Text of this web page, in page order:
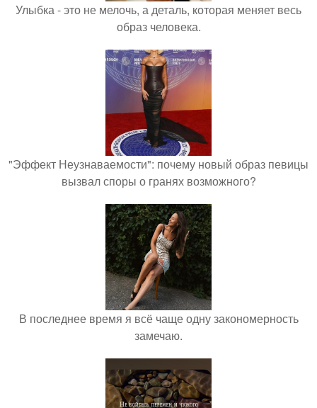
Улыбка - это не мелочь, а деталь, которая меняет весь
образ человека.
"Эффект Неузнаваемости": почему новый образ певицы
вызвал споры о гранях возможного?
В последнее время я всё чаще одну закономерность
замечаю.